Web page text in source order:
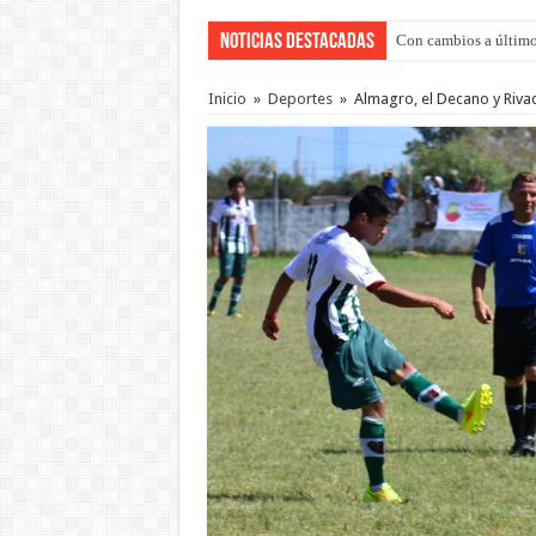
Noticias Destacadas Con cambios a
Adopción en Entre
Inicio » Deportes » Almagro, el Decano y